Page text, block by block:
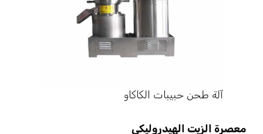
آلة طحن حبيبات الكاكاو
معصرة الزيت الهيدروليكي